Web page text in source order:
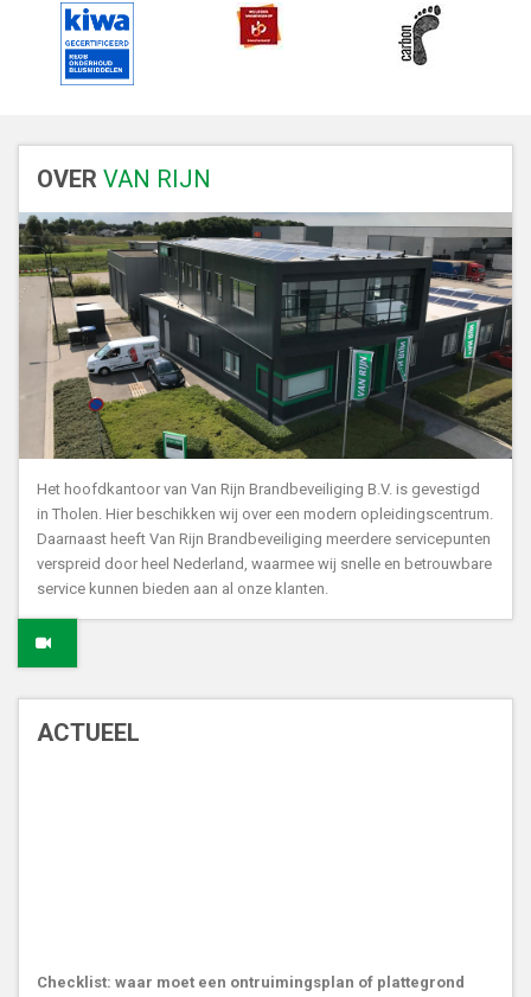
OVER VAN RIJN
Het hoofdkantoor van Van Rijn Brandbeveiliging B.V. is gevestigd
in Tholen. Hier beschikken wij over een modern opleidingscentrum.
Daarnaast heeft Van Rijn Brandbeveiliging meerdere servicepunten
verspreid door heel Nederland, waarmee wij snelle en betrouwbare
service kunnen bieden aan al onze klanten.
ACTUEEL
Checklist: waar moet een ontruimingsplan of plattegrond